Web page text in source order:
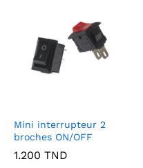
Mini interrupteur 2
broches ON/OFF
1.200 TND